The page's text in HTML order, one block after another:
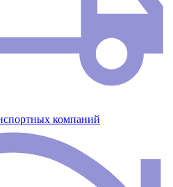
компаний